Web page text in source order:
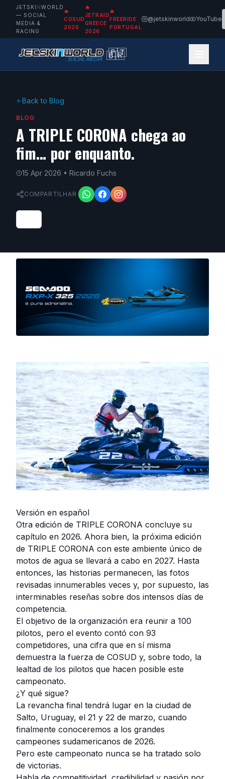
JETSKI NWORLD
— SOCIAL
MEDIA &
RACING
🔥
COSUD
2026
🔥
JETRAID
GREECE
2026
🔥
FREERIDE
PORTUGAL
@jetskinworld YouTube
🇵🇹
🇧🇷
Back to Blog
BLOG
A TRIPLE CORONA chega ao
fim… por enquanto.
15 Apr 2026 • Ricardo Fuchs
COMPARTILHAR
Versión en español
Otra edición de TRIPLE CORONA concluye su
capítulo en 2026. Ahora bien, la próxima edición
de TRIPLE CORONA con este ambiente único de
motos de agua se llevará a cabo en 2027. Hasta
entonces, las historias permanecen, las fotos
revisadas innumerables veces y, por supuesto, las
interminables reseñas sobre dos intensos días de
competencia.
El objetivo de la organización era reunir a 100
pilotos, pero el evento contó con 93
competidores, una cifra que en sí misma
demuestra la fuerza de COSUD y, sobre todo, la
lealtad de los pilotos que hacen posible este
campeonato.
¿Y qué sigue?
La revancha final tendrá lugar en la ciudad de
Salto, Uruguay, el 21 y 22 de marzo, cuando
finalmente conoceremos a los grandes
campeones sudamericanos de 2026.
Pero este campeonato nunca se ha tratado solo
de victorias.